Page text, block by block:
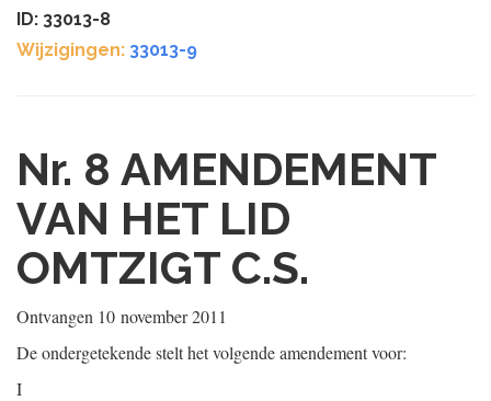
ID: 33013-8
Wijzigingen: 33013-9
Nr. 8 AMENDEMENT
VAN HET LID
OMTZIGT C.S.
Ontvangen 10 november 2011
De ondergetekende stelt het volgende amendement voor:
I